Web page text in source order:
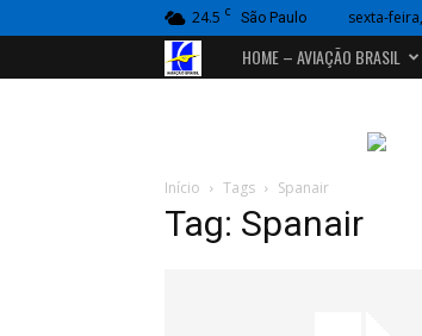
24.5 C São Paulo sexta-
Portal
HOME – AVIAÇÃO BRASIL
Início Tags Spanair
Tag: Spanair